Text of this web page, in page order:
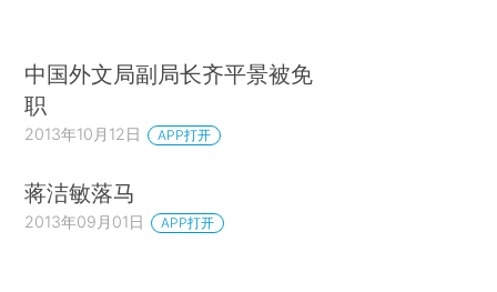
中国外文局副局长齐平景被免
职
2013年10月12日 APP打开
蒋洁敏落马
2013年09月01日 APP打开